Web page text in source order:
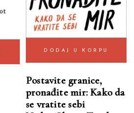
DODAJ U KORPU
Postavite granice,
pronađite mir: Kako da
se vratite sebi